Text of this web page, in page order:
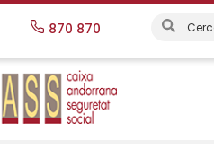
870 870